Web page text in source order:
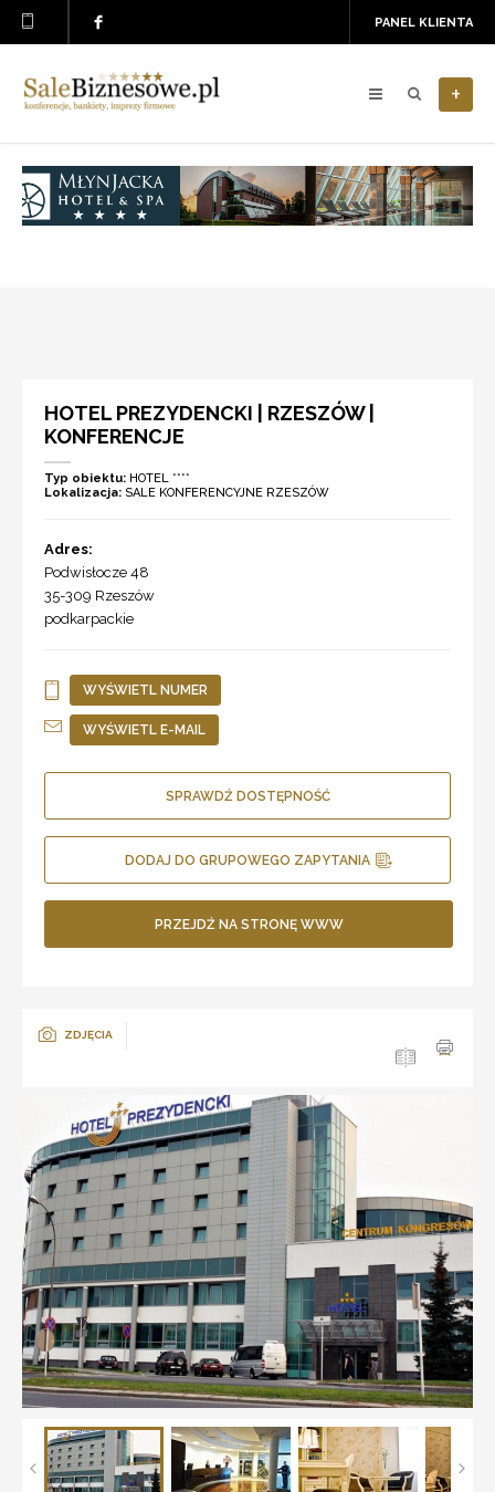
PANEL KLIENTA
+
HOTEL PREZYDENCKI | RZESZÓW |
KONFERENCJE
Typ obiektu: HOTEL ****
Lokalizacja: SALE KONFERENCYJNE RZESZÓW
Adres:
Podwisłocze 48
35-309 Rzeszów
podkarpackie
WYŚWIETL NUMER
WYŚWIETL E-MAIL
SPRAWDŹ DOSTĘPNOŚĆ
DODAJ DO GRUPOWEGO ZAPYTANIA
PRZEJDŹ NA STRONĘ WWW
ZDJĘCIA